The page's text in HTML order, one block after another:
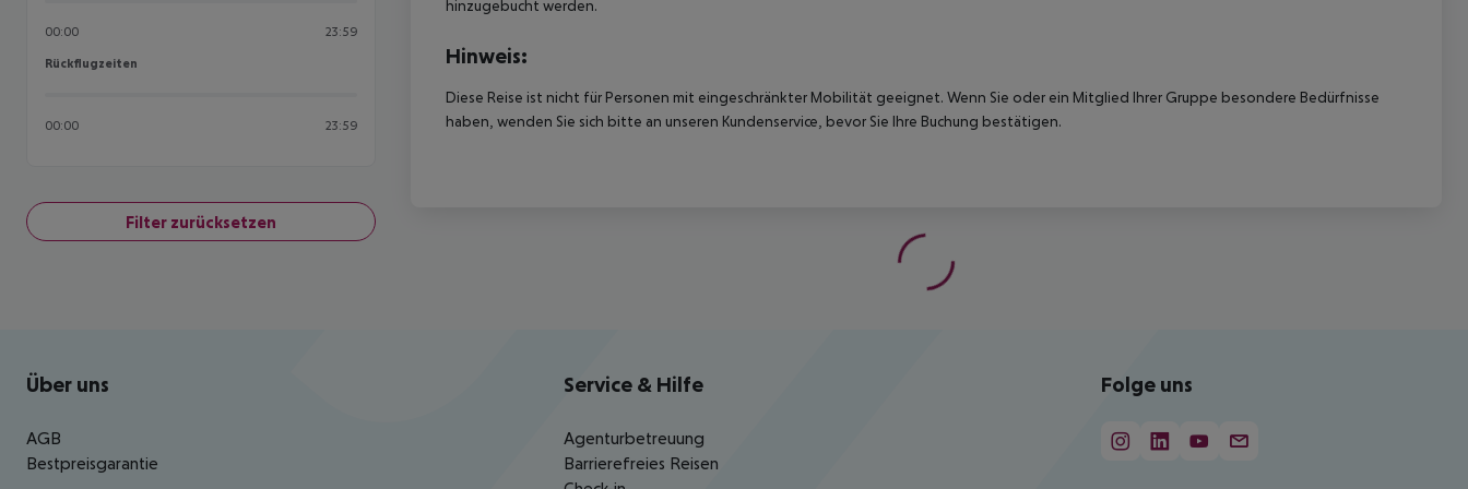
00:00 23:59
Rückflugzeiten
Rückflugzeiten
00:00 23:59
Filter zurücksetzen
hinzugebucht werden.
Hinweis:
Diese Reise ist nicht für Personen mit eingeschränkter Mobilität geeignet. Wenn Sie oder ein Mitglied Ihrer Gruppe besondere Bedürfnisse
haben, wenden Sie sich bitte an unseren Kundenservice, bevor Sie Ihre Buchung bestätigen.
Footer navigation
Über uns
AGB
Bestpreisgarantie
Service & Hilfe
Agenturbetreuung
Barrierefreies Reisen
Folge uns